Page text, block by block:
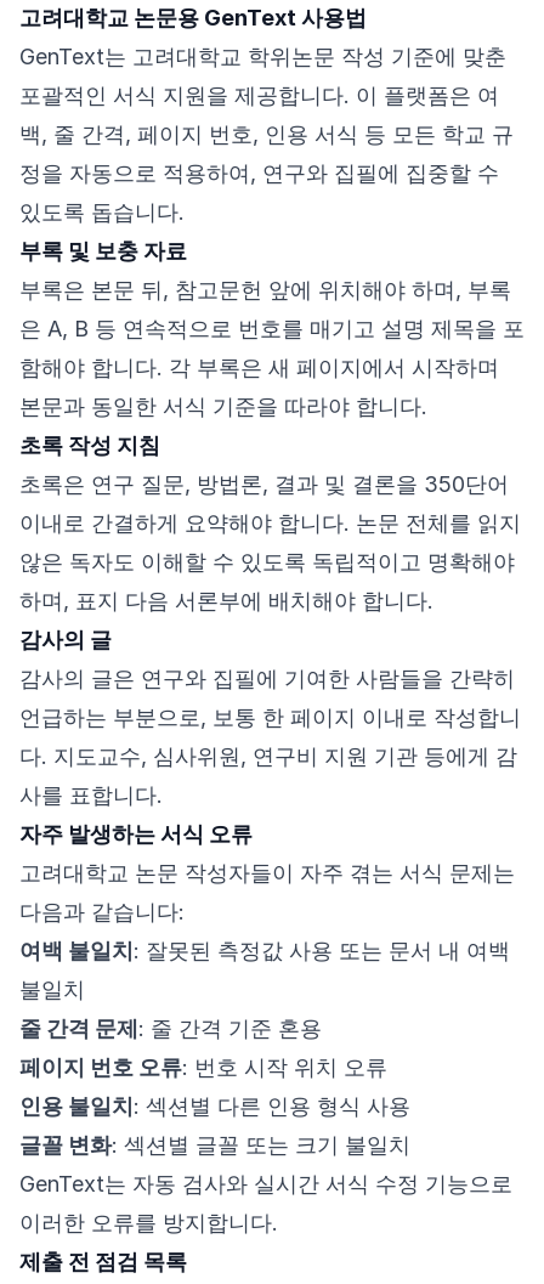
고려대학교 논문용 GenText 사용법
GenText는 고려대학교 학위논문 작성 기준에 맞춘
포괄적인 서식 지원을 제공합니다. 이 플랫폼은 여
백, 줄 간격, 페이지 번호, 인용 서식 등 모든 학교 규
정을 자동으로 적용하여, 연구와 집필에 집중할 수
있도록 돕습니다.
부록 및 보충 자료
부록은 본문 뒤, 참고문헌 앞에 위치해야 하며, 부록
은 A, B 등 연속적으로 번호를 매기고 설명 제목을 포
함해야 합니다. 각 부록은 새 페이지에서 시작하며
본문과 동일한 서식 기준을 따라야 합니다.
초록 작성 지침
초록은 연구 질문, 방법론, 결과 및 결론을 350단어
이내로 간결하게 요약해야 합니다. 논문 전체를 읽지
않은 독자도 이해할 수 있도록 독립적이고 명확해야
하며, 표지 다음 서론부에 배치해야 합니다.
감사의 글
감사의 글은 연구와 집필에 기여한 사람들을 간략히
언급하는 부분으로, 보통 한 페이지 이내로 작성합니
다. 지도교수, 심사위원, 연구비 지원 기관 등에게 감
사를 표합니다.
자주 발생하는 서식 오류
고려대학교 논문 작성자들이 자주 겪는 서식 문제는
다음과 같습니다:
여백 불일치 : 잘못된 측정값 사용 또는 문서 내 여백
불일치
줄 간격 문제 : 줄 간격 기준 혼용
페이지 번호 오류: 번호 시작 위치 오류
인용 불일치 : 섹션별 다른 인용 형식 사용
글꼴 변화: 섹션별 글꼴 또는 크기 불일치
GenText는 자동 검사와 실시간 서식 수정 기능으로
이러한 오류를 방지합니다.
제출 전 점검 목록